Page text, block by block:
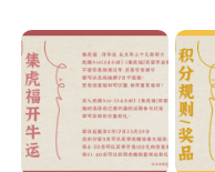
即日起截至2月17日23
总积分前3名可以获得
第4～20名可以获得价
第21～40名可以获得虎